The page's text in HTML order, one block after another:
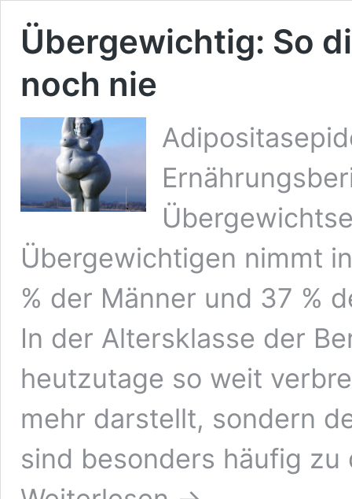
Übergewichtig: So
noch nie
Übergewichtigen nimmt
% der Männer und 37 %
In der Altersklasse der
heutzutage so weit
mehr darstellt, sondern
sind besonders häufig